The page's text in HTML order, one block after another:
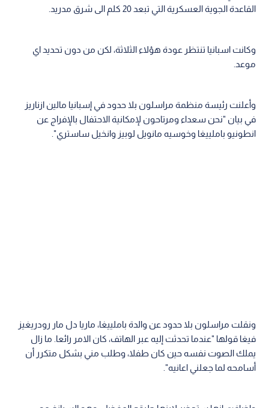
القاعدة الجوية العسكرية التي تبعد 20 كلم الى شرق مدريد.
وكانت اسبانيا تنتظر عودة هؤلاء الثلاثة، لكن من دون تحديد اي
موعد.
وأعلنت رئيسة منظمة مراسلون بلا حدود في إسبانيا مالين ازناريز
في بيان "نحن سعداء ومرتاحون لإمكانية الاحتفال بالإفراج عن
انطونيو باملييغا وخوسيه مانويل لوبيز وانخيل ساستري".
ونقلت مراسلون بلا حدود عن والدة باملييغا، ماريا دل مار رودريغيز
فيغا قولها "عندما تحدثت إليه عبر الهاتف، كان الامر رائعا. ما زال
يملك الصوت نفسه حين كان طفلا، وطلب مني بشكل متكرر أن
أسامحه لما جعلني اعانيه".